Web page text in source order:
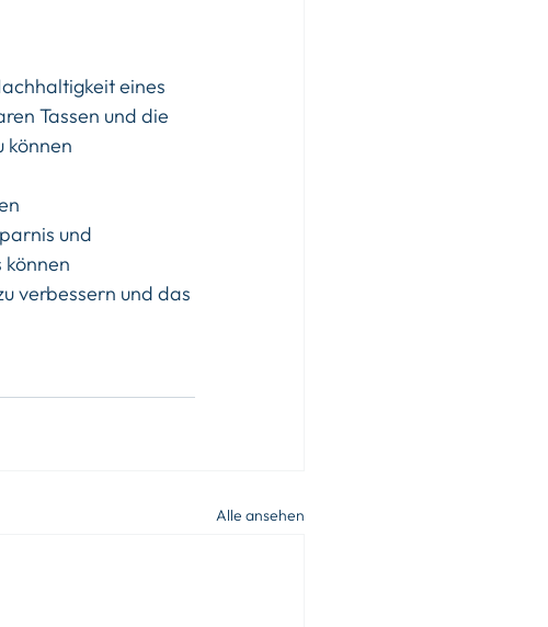
eines
Tassen und die
können
und
können
verbessern und das
Alle ansehen